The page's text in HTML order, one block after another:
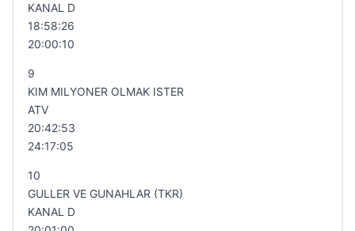
KANAL D
18:58:26
20:00:10
9
KIM MILYONER OLMAK ISTER
ATV
20:42:53
24:17:05
10
GULLER VE GUNAHLAR (TKR)
KANAL D